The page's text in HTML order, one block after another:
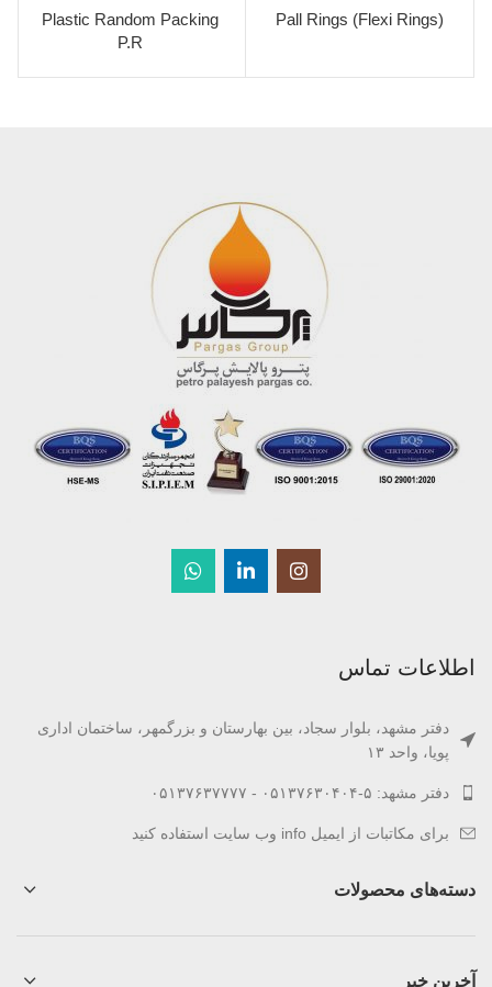
Pall Rings (Flexi Rings)
Plastic Random Packing
P.R
اطلاعات تماس
دفتر مشهد، بلوار سجاد، بین بهارستان و بزرگمهر، ساختمان اداری
پویا، واحد ۱۳
دفتر مشهد: ۵-۰۵۱۳۷۶۳۰۴۰۴ - ۰۵۱۳۷۶۳۷۷۷۷
برای مکاتبات از ایمیل info‌ وب سایت استفاده کنید
دسته‌های محصولات
آخرین خبر